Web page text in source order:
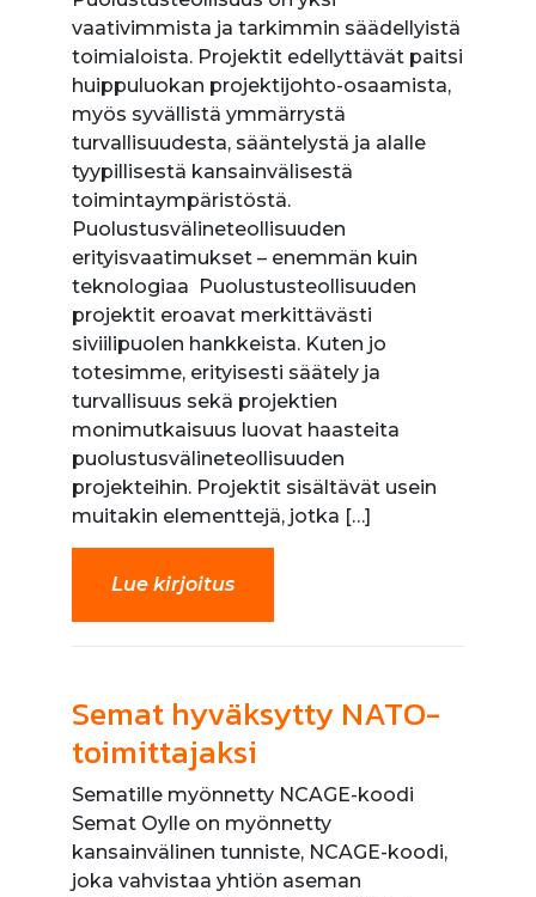
vaativimmista ja tarkimmin säädellyistä
toimialoista. Projektit edellyttävät paitsi
huippuluokan projektijohto-osaamista,
myös syvällistä ymmärrystä
turvallisuudesta, sääntelystä ja alalle
tyypillisestä kansainvälisestä
toimintaympäristöstä.
Puolustusvälineteollisuuden
erityisvaatimukset – enemmän kuin
teknologiaa Puolustusteollisuuden
projektit eroavat merkittävästi
siviilipuolen hankkeista. Kuten jo
totesimme, erityisesti säätely ja
turvallisuus sekä projektien
monimutkaisuus luovat haasteita
puolustusvälineteollisuuden
projekteihin. Projektit sisältävät usein
muitakin elementtejä, jotka […]
Lue kirjoitus
Semat hyväksytty NATO-
toimittajaksi
Sematille myönnetty NCAGE-koodi
Semat Oylle on myönnetty
kansainvälinen tunniste, NCAGE-koodi,
joka vahvistaa yhtiön aseman